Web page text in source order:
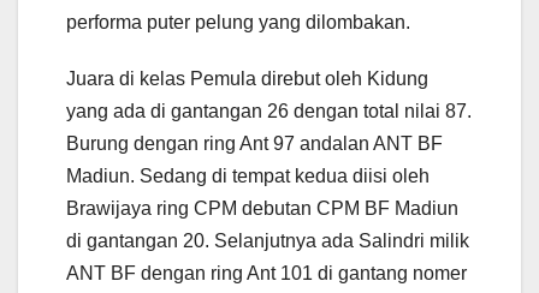
performa puter pelung yang dilombakan.
Juara di kelas Pemula direbut oleh Kidung
yang ada di gantangan 26 dengan total nilai 87.
Burung dengan ring Ant 97 andalan ANT BF
Madiun. Sedang di tempat kedua diisi oleh
Brawijaya ring CPM debutan CPM BF Madiun
di gantangan 20. Selanjutnya ada Salindri milik
ANT BF dengan ring Ant 101 di gantang nomer